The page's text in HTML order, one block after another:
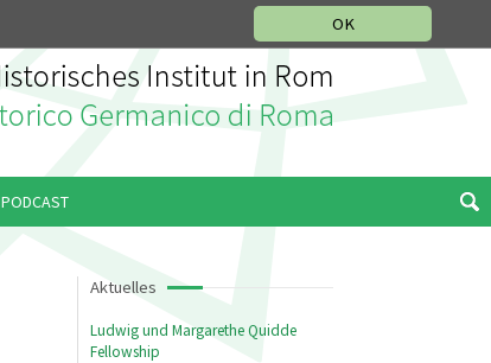
OK
Aktuelles
Ludwig und Margarethe Quidde
Fellowship
PODCAST